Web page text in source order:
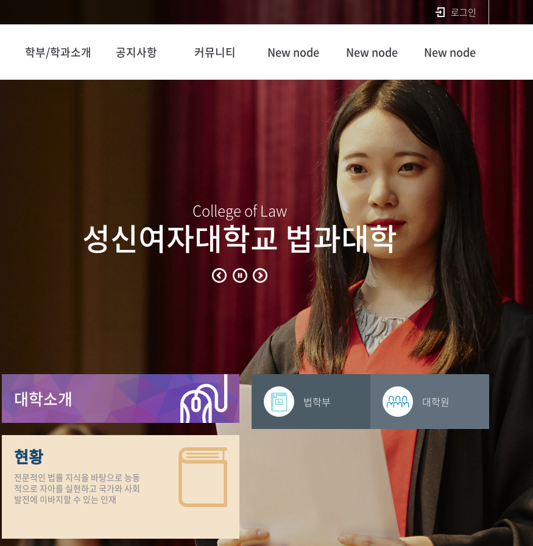
로그인
학부/학과소개 공지사항 커뮤니티 New node New node New node
College of Law
성신여자대학교 법과대학
대학소개 법학부 대학원
현황
전문적인 법률 지식을 바탕으로 능동
적으로 자아를 실현하고 국가와 사회
발전에 이바지할 수 있는 인재